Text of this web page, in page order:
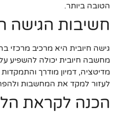
הטובה ביותר.
חשיבות הגישה
גישה חיובית היא מרכיב מרכזי
מחשבה חיובית יכולה להשפיע
מדיטציה, דמיון מודרך והתמקדות
לעזור למקד את המחשבות
הכנה לקראת